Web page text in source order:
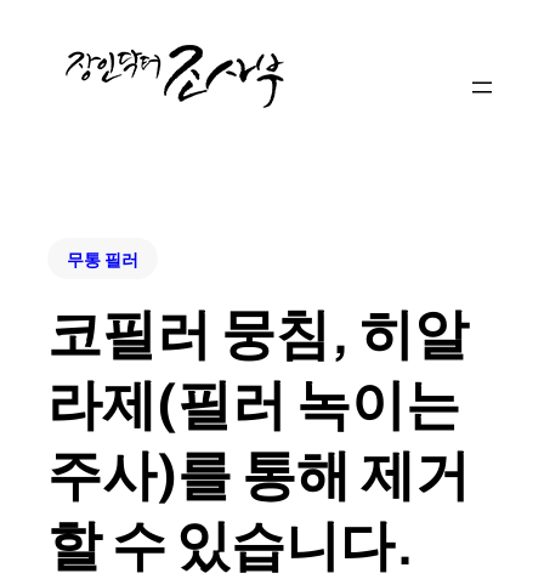
무통 필러
코필러 뭉침, 히알
라제(필러 녹이는
주사)를 통해 제거
할 수 있습니다.